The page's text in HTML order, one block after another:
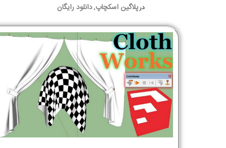
درپلاگین اسکچاپ,دانلود رایگان